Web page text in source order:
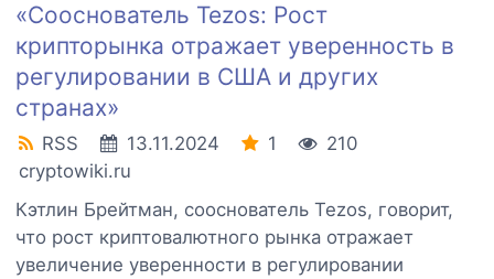
«Сооснователь Tezos: Рост
крипторынка отражает уверенность в
регулировании в США и других
странах»
RSS 13.11.2024 1
210
cryptowiki.ru
Кэтлин Брейтман, сооснователь Tezos, говорит,
что рост криптовалютного рынка отражает
увеличение уверенности в регулировании